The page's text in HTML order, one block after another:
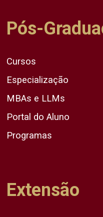
Pós-
Cursos
Especialização
MBAs e LLMs
Portal do Aluno
Programas
Extensão